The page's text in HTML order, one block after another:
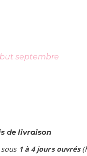
septembre
de livraison
1 à 4 jours ouvrés